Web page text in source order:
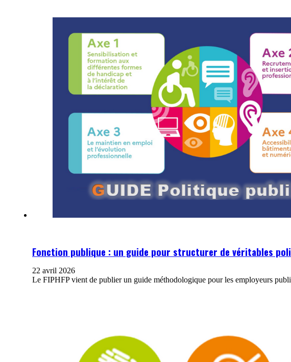
Fonction publique : un guide pour structurer de véritables
22 avril 2026
Le FIPHFP vient de publier un guide méthodologique pour les employeurs